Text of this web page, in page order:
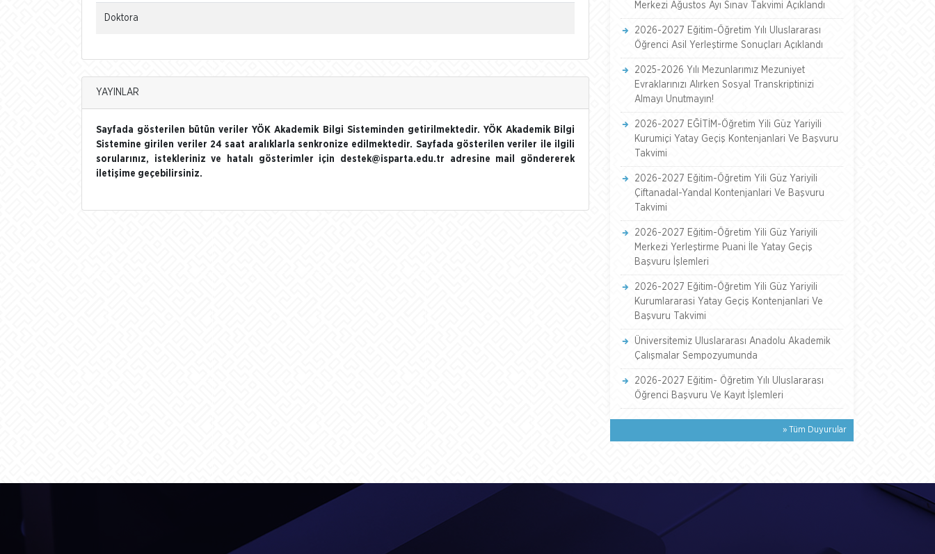
Doktora
YAYINLAR
Sayfada gösterilen bütün veriler YÖK Akademik Bilgi Sisteminden getirilmektedir. YÖK Akademik Bilgi
Sistemine girilen veriler 24 saat aralıklarla senkronize edilmektedir. Sayfada gösterilen veriler ile ilgili
sorularınız, istekleriniz ve hatalı gösterimler için destek@isparta.edu.tr adresine mail göndererek
iletişime geçebilirsiniz.
Merkezi Ağustos Ayı Sınav Takvimi Açıklandı
2026-2027 Eğitim-Öğretim Yılı Uluslararası
Öğrenci Asil Yerleştirme Sonuçları Açıklandı
2025-2026 Yılı Mezunlarımız Mezuniyet
Evraklarınızı Alırken Sosyal Transkriptinizi
Almayı Unutmayın!
2026-2027 EĞİTİM-Öğretim Yili Güz Yariyili
Kurumiçi Yatay Geçiş Kontenjanlari Ve Başvuru
Takvimi
2026-2027 Eğitim-Öğretim Yili Güz Yariyili
Çiftanadal-Yandal Kontenjanlari Ve Başvuru
Takvimi
2026-2027 Eğitim-Öğretim Yili Güz Yariyili
Merkezi Yerleştirme Puani İle Yatay Geçiş
Başvuru İşlemleri
2026-2027 Eğitim-Öğretim Yili Güz Yariyili
Kurumlararasi Yatay Geçiş Kontenjanlari Ve
Başvuru Takvimi
Üniversitemiz Uluslararası Anadolu Akademik
Çalışmalar Sempozyumunda
2026-2027 Eğitim- Öğretim Yılı Uluslararası
Öğrenci Başvuru Ve Kayıt İşlemleri
» Tüm Duyurular